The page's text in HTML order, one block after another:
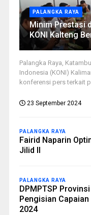
PALANGKA RAYA
Minim Prestasi
KONI Kalteng
Palangka Raya,
Indonesia (KONI)
konferensi pers terkait
23 September 2024
PALANGKA RAYA
Fairid Naparin
Jilid II
PALANGKA RAYA
DPMPTSP
Pengisian
2024